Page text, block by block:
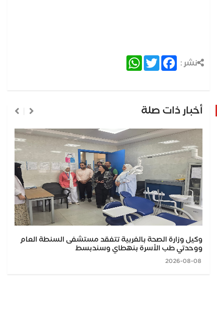
نشر : Facebook
Twitter
WhatsApp
أخبار ذات صلة
وكيل وزارة الصحة بالغربية تتفقد مستشفى السنطة العام
ووحدتي طب الأسرة بنهطاي وسندبسط